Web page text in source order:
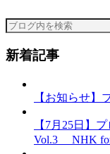
ー
新着記事
【お知らせ】
【7月25日】
Vol.3 NHK for